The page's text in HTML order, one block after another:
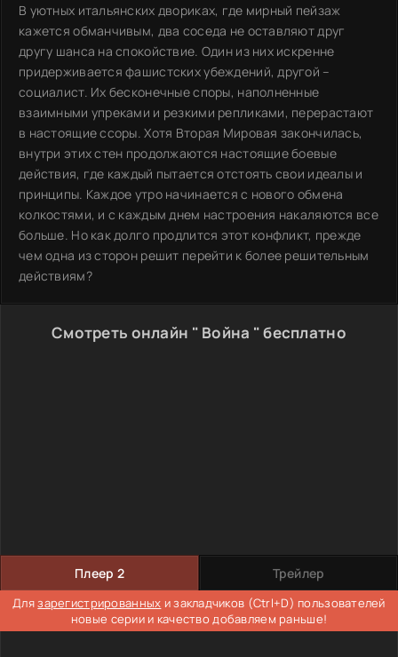
В уютных итальянских двориках, где мирный пейзаж
кажется обманчивым, два соседа не оставляют друг
другу шанса на спокойствие. Один из них искренне
придерживается фашистских убеждений, другой –
социалист. Их бесконечные споры, наполненные
взаимными упреками и резкими репликами, перерастают
в настоящие ссоры. Хотя Вторая Мировая закончилась,
внутри этих стен продолжаются настоящие боевые
действия, где каждый пытается отстоять свои идеалы и
принципы. Каждое утро начинается с нового обмена
колкостями, и с каждым днем настроения накаляются все
больше. Но как долго продлится этот конфликт, прежде
чем одна из сторон решит перейти к более решительным
действиям?
Смотреть онлайн " Война " бесплатно
Плеер 2 Трейлер
Длязарегистрированных и закладчиков (Ctrl+D) пользователей
новые серии и качество добавляем раньше!